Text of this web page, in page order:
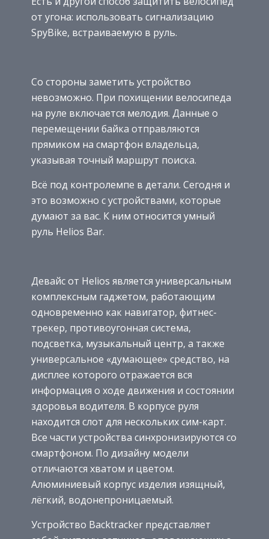
от угона: использовать сигнализацию
SpyBike, встраиваемую в руль.
Со стороны заметить устройство
невозможно. При похищении велосипеда
на руле включается мелодия. Данные о
перемещении байка отправляются
прямиком на смартфон владельца,
указывая точный маршрут поиска.
Всё под контролемпе в детали. Сегодня и
это возможно с устройствами, которые
думают за вас. К ним относится умный
руль Helios Bar.
Девайс от Helios является универсальным
комплексным гаджетом, работающим
одновременно как навигатор, фитнес-
трекер, противоугонная система,
подсветка, музыкальный центр, а также
универсальное «думающее» средство, на
дисплее которого отражается вся
информация о ходе движения и состоянии
здоровья водителя. В корпусе руля
находится слот для нескольких сим-карт.
Все части устройства синхронизируются со
смартфоном. По дизайну модели
отличаются хватом и цветом.
Алюминиевый корпус изделия изящный,
лёгкий, водонепроницаемый.
Устройство Backtracker представляет